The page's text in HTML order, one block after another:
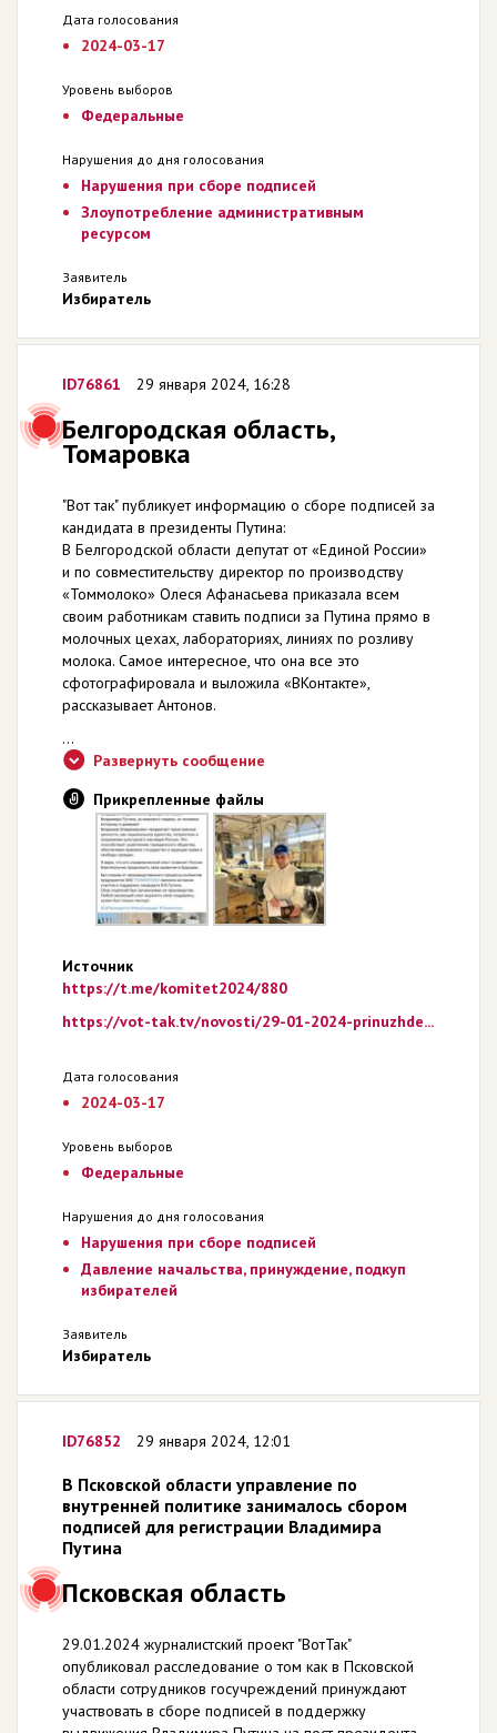
Дата голосования
2024-03-17
Уровень выборов
Федеральные
Нарушения до дня голосования
Нарушения при сборе подписей
Злоупотребление административным
ресурсом
Заявитель
Избиратель
ID76861 29 января 2024, 16:28
Белгородская область,
Томаровка
"Вот так" публикует информацию о сборе подписей за
кандидата в президенты Путина:
В Белгородской области депутат от «Единой России»
и по совместительству директор по производству
«Томмолоко» Олеся Афанасьева приказала всем
своим работникам ставить подписи за Путина прямо в
молочных цехах, лабораториях, линиях по розливу
молока. Самое интересное, что она все это
сфотографировала и выложила «ВКонтакте»,
рассказывает Антонов.
...
Развернуть сообщение
Прикрепленные файлы
Источник
https://t.me/komitet2024/880
https://vot-tak.tv/novosti/29-01-2024-prinuzhde...
Дата голосования
2024-03-17
Уровень выборов
Федеральные
Нарушения до дня голосования
Нарушения при сборе подписей
Давление начальства, принуждение, подкуп
избирателей
Заявитель
Избиратель
ID76852 29 января 2024, 12:01
В Псковской области управление по
внутренней политике занималось сбором
подписей для регистрации Владимира
Путина
Псковская область
29.01.2024 журналистский проект "ВотТак"
опубликовал расследование о том как в Псковской
области сотрудников госучреждений принуждают
участвовать в сборе подписей в поддержку